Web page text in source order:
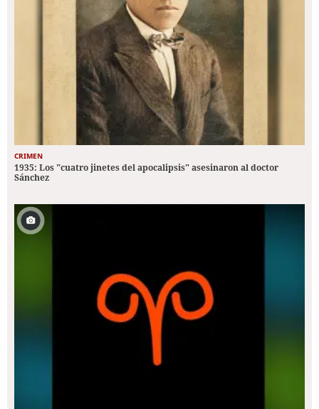
CRIMEN
1935: Los "cuatro jinetes del apocalipsis" asesinaron al doctor
Sánchez